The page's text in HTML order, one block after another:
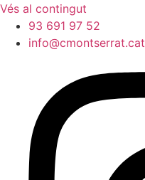
Vés al contingut
93 691 97 52
info@cmontserrat.cat